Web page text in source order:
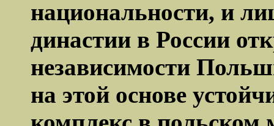
национальности, и
династии в России
независимости
на этой основе